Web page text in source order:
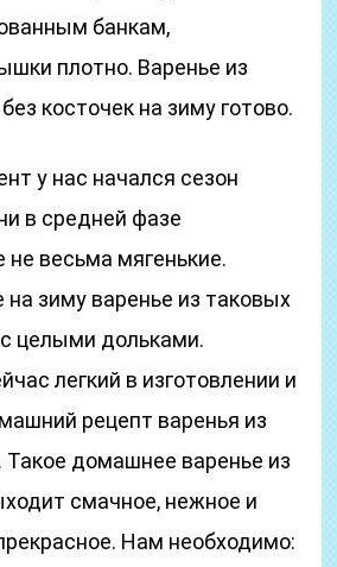
банкам,
плотно. Варенье из
косточек на зиму готово.
у нас начался сезон
в средней фазе
не весьма мягенькие.
на зиму варенье из таковых
целыми дольками.
легкий в изготовлении и
рецепт варенья из
Такое домашнее варенье из
смачное, нежное и
Нам необходимо: